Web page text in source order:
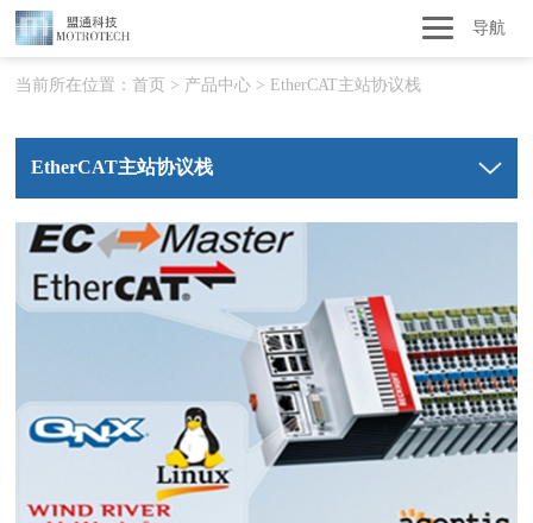
导航
当前所在位置：首页 > 产品中心 > EtherCAT主站协议栈
EtherCAT主站协议栈